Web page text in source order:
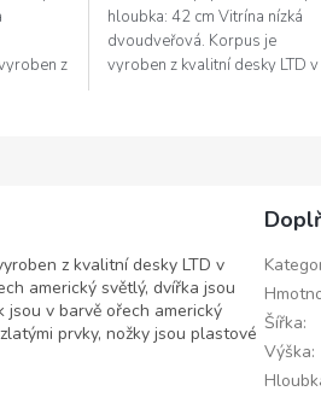
z
hloubka: 42 cm Vitrína nízká
dvoudveřová. Korpus je
vyroben z kvalitní desky LTD v
z kvalitní desky LTD v
americký světlý, dvířka jsou
jsou v barvě ořech americký
prvky, nožky jsou plastové Šířka:
Výška: